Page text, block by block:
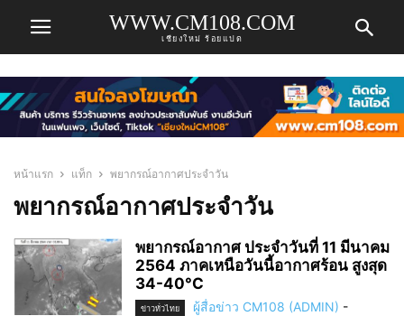
WWW.CM108.COM
เชียงใหม่ ร้อยแปด
หน้าแรก แท็ก พยากรณ์อากาศประจำวัน
พยากรณ์อากาศประจำวัน
พยากรณ์อากาศ ประจำวันที่ 11 มีนาคม
2564 ภาคเหนือวันนี้อากาศร้อน สูงสุด
34-40°C
ข่าวทั่วไทย ผู้สื่อข่าว CM108 (ADMIN) -